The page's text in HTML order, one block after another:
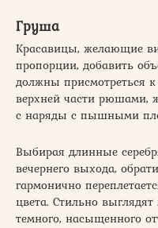
Груша
Красавицы, желающие
пропорции, добавить
должны присмотреться
верхней части рюшами,
с наряды с пышными
Выбирая длинные
вечернего выхода,
гармонично
цвета. Стильно
темного, насыщенного